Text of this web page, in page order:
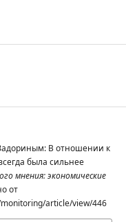
В отношении к
была сильнее
мнения: экономические
от
article/view/446